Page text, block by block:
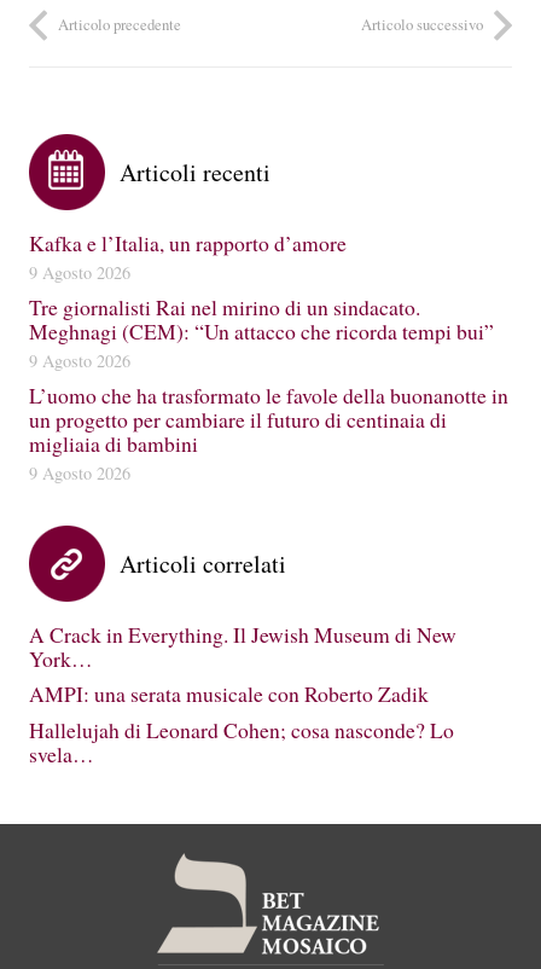
Articolo precedente Articolo successivo
Articoli recenti
Kafka e l’Italia, un rapporto d’amore
9 Agosto 2026
Tre giornalisti Rai nel mirino di un sindacato.
Meghnagi (CEM): “Un attacco che ricorda tempi bui”
9 Agosto 2026
L’uomo che ha trasformato le favole della buonanotte in
un progetto per cambiare il futuro di centinaia di
migliaia di bambini
9 Agosto 2026
Articoli correlati
A Crack in Everything. Il Jewish Museum di New
York…
AMPI: una serata musicale con Roberto Zadik
Hallelujah di Leonard Cohen; cosa nasconde? Lo
svela…